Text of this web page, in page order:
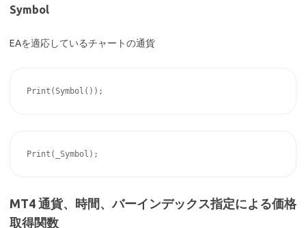
Symbol
EAを適応しているチャートの通貨
MT4 通貨、時間、バーインデックス指定による価格
取得関数